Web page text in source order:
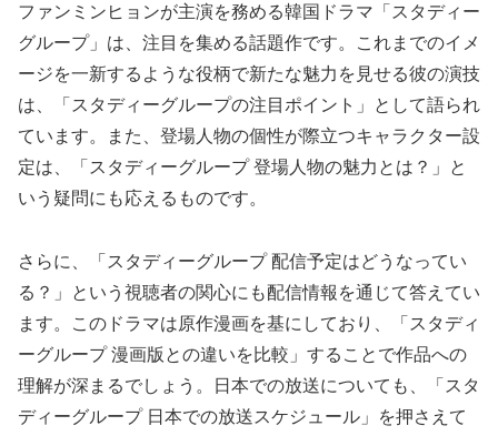
ファンミンヒョンが主演を務める韓国ドラマ「スタディー
グループ」は、注目を集める話題作です。これまでのイメ
ージを一新するような役柄で新たな魅力を見せる彼の演技
は、「スタディーグループの注目ポイント」として語られ
ています。また、登場人物の個性が際立つキャラクター設
定は、「スタディーグループ 登場人物の魅力とは？」と
いう疑問にも応えるものです。
さらに、「スタディーグループ 配信予定はどうなってい
る？」という視聴者の関心にも配信情報を通じて答えてい
ます。このドラマは原作漫画を基にしており、「スタディ
ーグループ 漫画版との違いを比較」することで作品への
理解が深まるでしょう。日本での放送についても、「スタ
ディーグループ 日本での放送スケジュール」を押さえて